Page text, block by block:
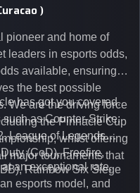
)
pioneer and home of
leaders in esports odds,
available, ensuring
the best possible
We are the driving force
the Pinnacle Cup
whilst offering
major tournaments that
has got you covered.
as Counter-Strike:
League of Legends
(CoD), Freefire,
Rainbow Six Siege
an exceptional rate,
esports model, and